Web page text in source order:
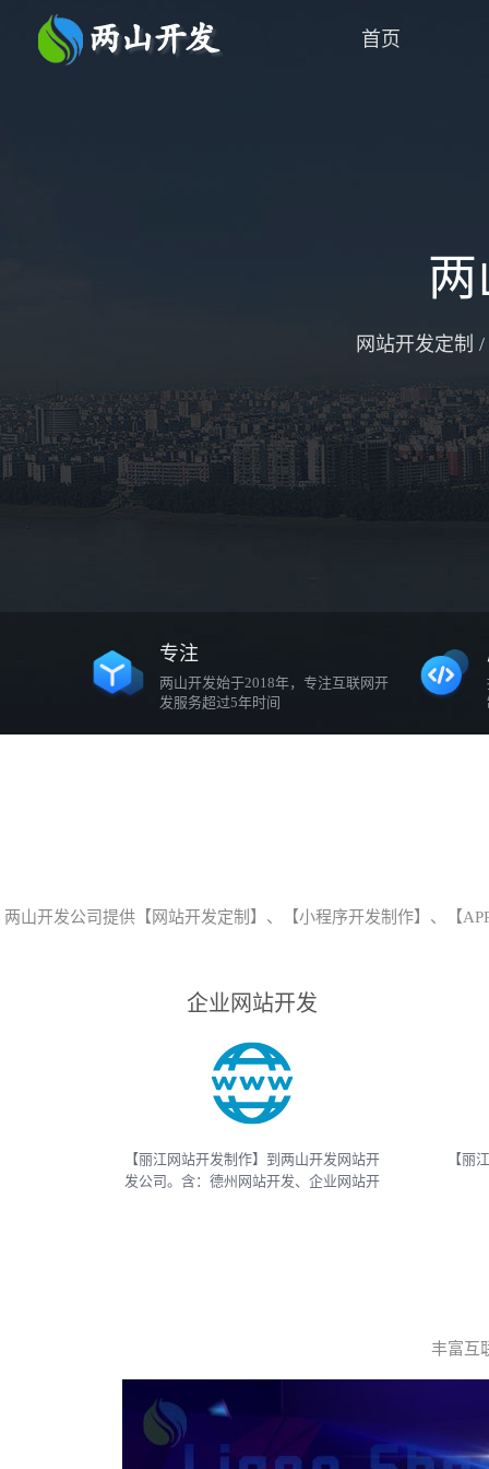
首页
网站开发定制
专注
两山开发始于2018年，专注互联网开
发服务超过5年时间
两山开发公司提供【网站开发定制】、【小程序开发制作】、【
企业网站开发
【丽江网站开发制作】到两山开发网站开
发公司。含：德州网站开发、企业网站开
【丽
丰富互